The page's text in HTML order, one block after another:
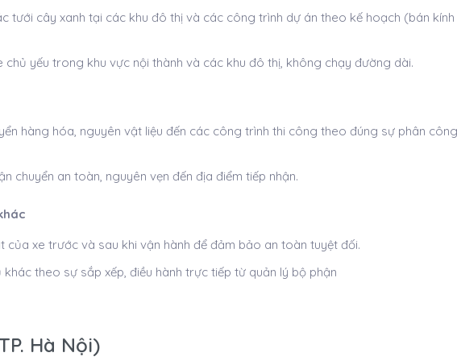
tưới cây xanh tại các khu đô thị và các công trình dự án theo kế hoạch (bán kính
chủ yếu trong khu vực nội thành và các khu đô thị, không chạy đường dài.
hàng hóa, nguyên vật liệu đến các công trình thi công theo đúng sự phân
chuyển an toàn, nguyên vẹn đến địa điểm tiếp nhận.
xe trước và sau khi vận hành để đảm bảo an toàn tuyệt đối.
theo sự sắp xếp, điều hành trực tiếp từ quản lý bộ phận
Hà Nội)